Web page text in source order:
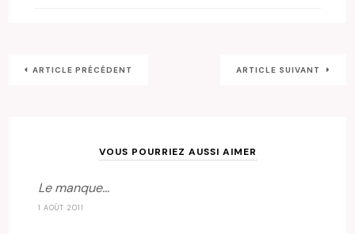
ARTICLE PRÉCÉDENT ARTICLE SUIVANT
VOUS POURRIEZ AUSSI AIMER
Le manque…
1 AOÛT 2011